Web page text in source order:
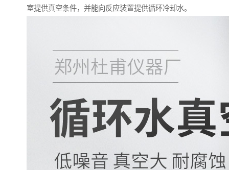
室提供真空条件，并能向反应装置提供循环冷却水。